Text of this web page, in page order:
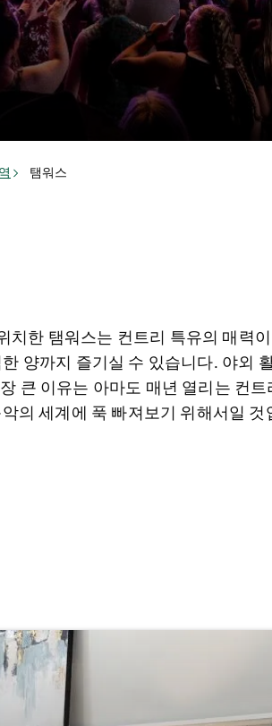
탬워스
치한 탬워스는 컨트리 특유의 매력
양까지 즐기실 수 있습니다. 야외
큰 이유는 아마도 매년 열리는 컨
의 세계에 푹 빠져보기 위해서일 것